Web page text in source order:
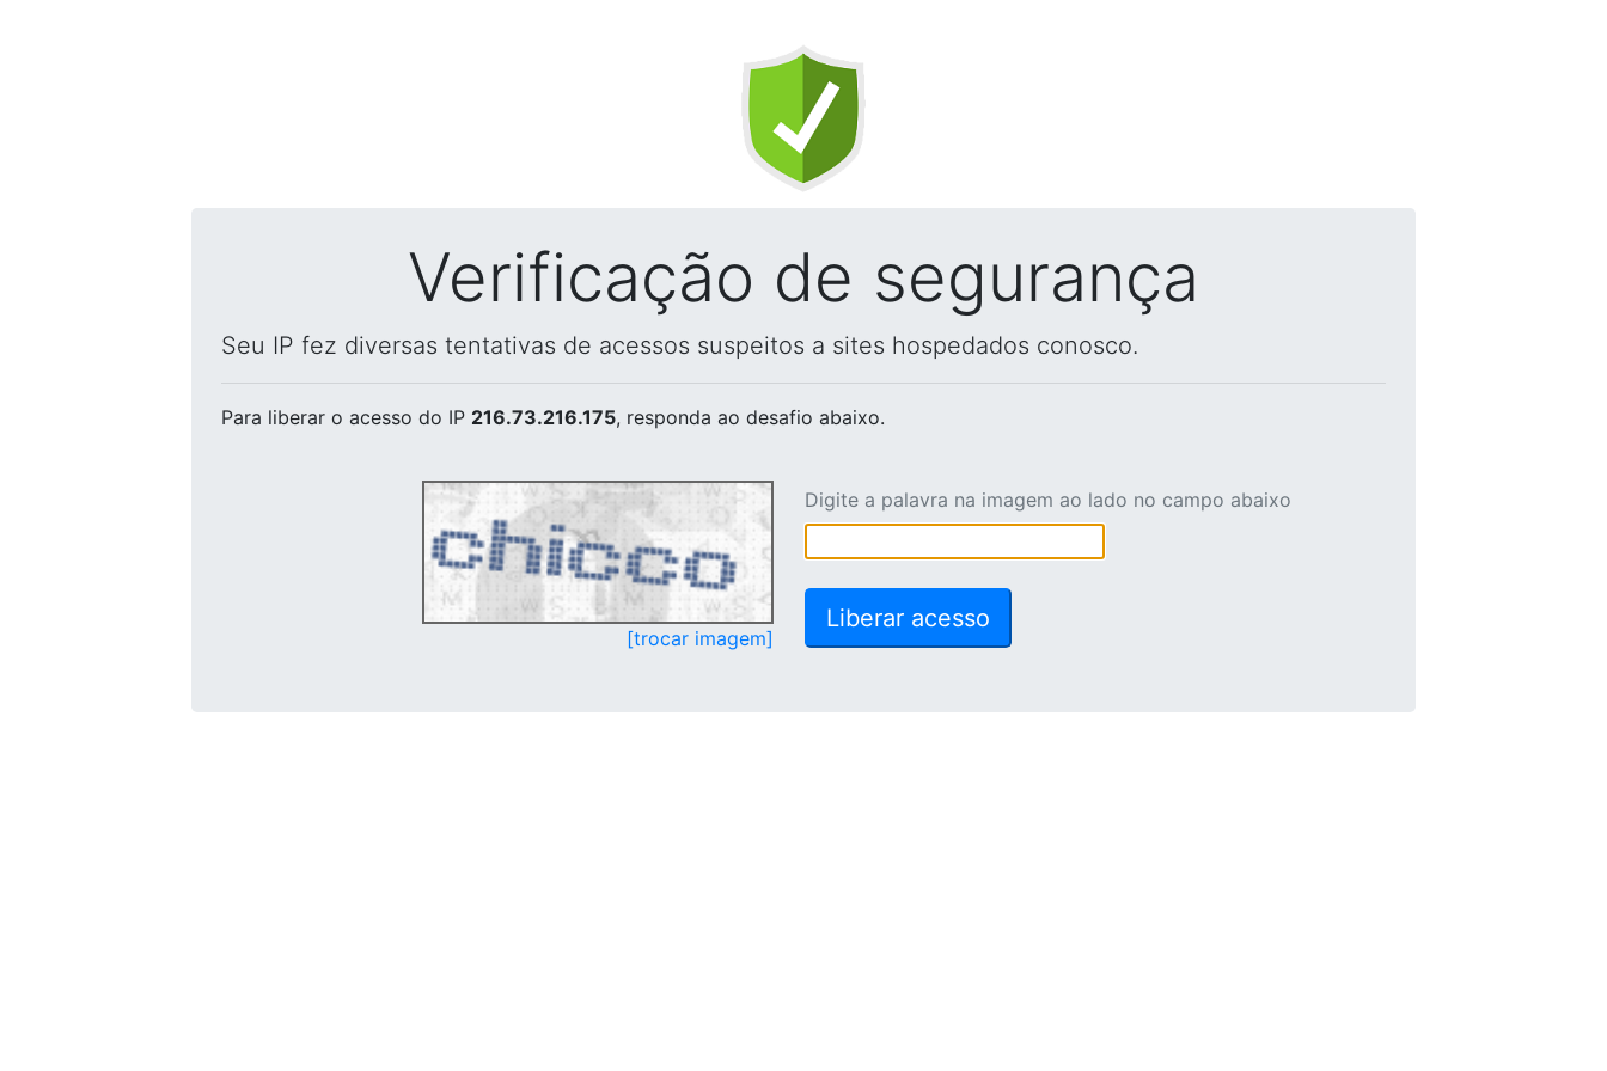
Verificação de segurança
Seu IP fez diversas tentativas de acessos suspeitos a sites hospedados conosco.
Para liberar o acesso do IP 216.73.216.175, responda ao desafio abaixo.
[trocar imagem]
Digite a palavra na imagem ao lado no campo abaixo